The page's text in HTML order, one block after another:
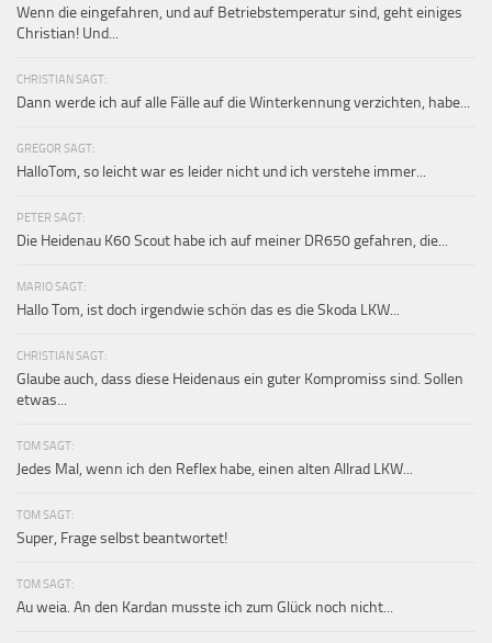
Wenn die eingefahren, und auf Betriebstemperatur sind, geht einiges
Christian! Und...
CHRISTIAN SAGT:
Dann werde ich auf alle Fälle auf die Winterkennung verzichten, habe...
GREGOR SAGT:
HalloTom, so leicht war es leider nicht und ich verstehe immer...
PETER SAGT:
Die Heidenau K60 Scout habe ich auf meiner DR650 gefahren, die...
MARIO SAGT:
Hallo Tom, ist doch irgendwie schön das es die Skoda LKW...
CHRISTIAN SAGT:
Glaube auch, dass diese Heidenaus ein guter Kompromiss sind. Sollen
etwas...
TOM SAGT:
Jedes Mal, wenn ich den Reflex habe, einen alten Allrad LKW...
TOM SAGT:
Super, Frage selbst beantwortet!
TOM SAGT:
Au weia. An den Kardan musste ich zum Glück noch nicht...